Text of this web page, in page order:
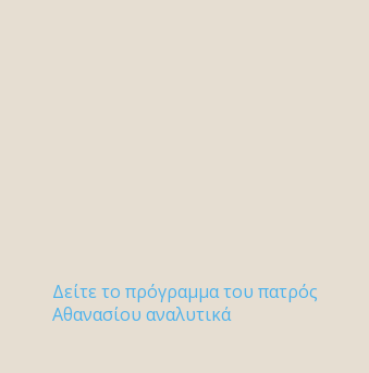
Δείτε το πρόγραμμα του πατρός
Αθανασίου αναλυτικά